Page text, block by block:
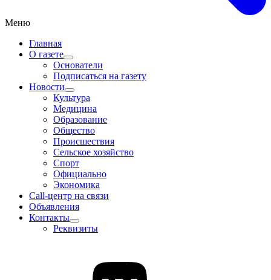
Меню
Главная
О газете
Основатели
Подписаться на газету
Новости
Культура
Медицина
Образование
Общество
Происшествия
Сельское хозяйство
Спорт
Официально
Экономика
Call-центр на связи
Объявления
Контакты
Реквизиты